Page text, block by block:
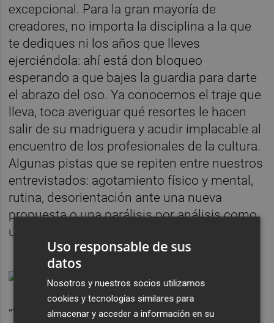
excepcional. Para la gran mayoría de
creadores, no importa la disciplina a la que
te dediques ni los años que lleves
ejerciéndola: ahí está don bloqueo
esperando a que bajes la guardia para darte
el abrazo del oso. Ya conocemos el traje que
lleva, toca averiguar qué resortes le hacen
salir de su madriguera y acudir implacable al
encuentro de los profesionales de la cultura.
Algunas pistas que se repiten entre nuestros
entrevistados: agotamiento físico y mental,
rutina, desorientación ante una nueva
propuesta o una parálisis por análisis como
una catedral...
“Tú no decides cuándo fluyen las ideas y
Uso responsable de sus
datos
Nosotros y nuestros socios utilizamos
cookies y tecnologías similares para
almacenar y acceder a información en su